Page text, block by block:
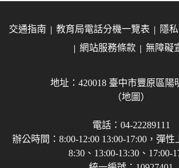
交通指南 教育局電話分機一覽表
隱
網站服務條款
無障礙
地址：420018 臺中市豐原區陽
（地圖）
電話：04-22289111
辦公時間：8:00-12:00 13:00-17:00，彈
8:30、13:00-13:30、17:00-